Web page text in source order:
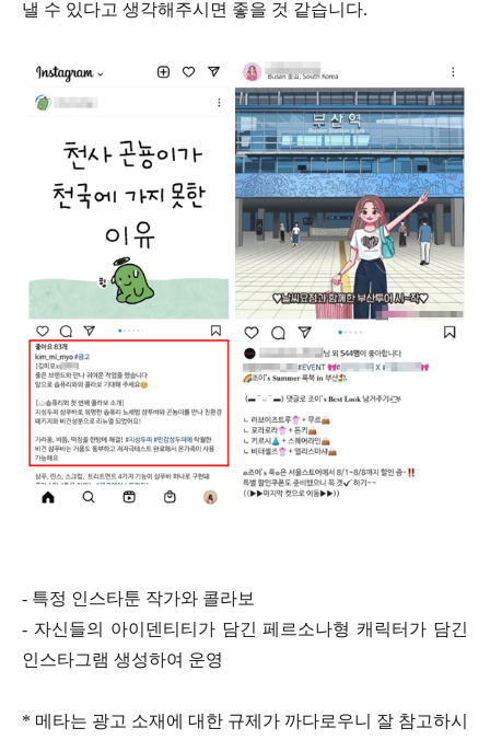
낼 수 있다고 생각해주시면 좋을 것 같습니다.
- 특정 인스타툰 작가와 콜라보
- 자신들의 아이덴티티가 담긴 페르소나형 캐릭터가 담긴
인스타그램 생성하여 운영
* 메타는 광고 소재에 대한 규제가 까다로우니 잘 참고하시